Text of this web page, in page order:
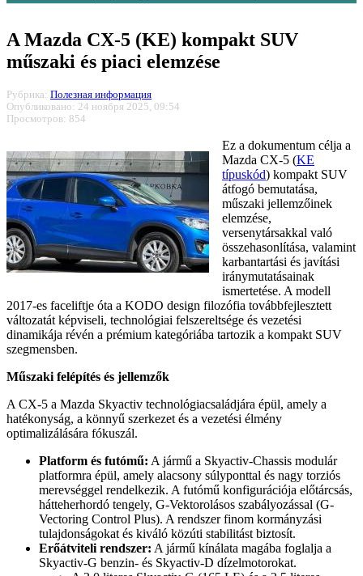
A Mazda CX-5 (KE) kompakt SUV
műszaki és piaci elemzése
Рубрика: Полезная информация
Опубликовано: 24 ноября 2025, 09:54
Просмотров: 854
Ez a dokumentum célja a
Mazda CX-5 (KE
típuskód) kompakt SUV
átfogó bemutatása,
műszaki jellemzőinek
elemzése,
versenytársakkal való
összehasonlítása, valamint
karbantartási és javítási
iránymutatásainak
ismertetése. A modell
2017-es faceliftje óta a KODO design filozófia továbbfejlesztett
változatát képviseli, technológiai felszereltsége és vezetési
dinamikája révén a prémium kategóriába tartozik a kompakt SUV
szegmensben.
Műszaki felépítés és jellemzők
A CX-5 a Mazda Skyactiv technológiacsaládjára épül, amely a
hatékonyság, a könnyű szerkezet és a vezetési élmény
optimalizálására fókuszál.
Platform és futómű: A jármű a Skyactiv-Chassis modulár
platformra épül, amely alacsony súlyponttal és nagy torziós
merevséggel rendelkezik. A futómű konfigurációja előtárcsás,
hátteherhordó tengely, G-Vektorolásos szabályozással (G-
Vectoring Control Plus). A rendszer finom kormányzási
tulajdonságokat és kiváló közúti stabilitást biztosít.
Erőátviteli rendszer: A jármű kínálata magába foglalja a
Skyactiv-G benzin- és Skyactiv-D dízelmotorokat.